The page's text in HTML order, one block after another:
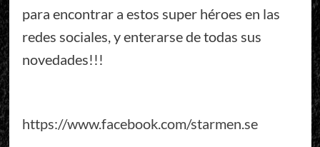
para encontrar a estos super héroes en las
redes sociales, y enterarse de todas sus
novedades!!!
https://www.facebook.com/starmen.se